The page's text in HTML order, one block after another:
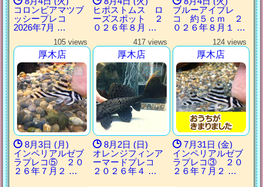
コロンビアマツブ
ッシープレコ
2026年7月 …
ヒポストムス ロ
ーズスポット ２
０２６年８月 …
ブルーアイプレ
コ 約５ｃｍ ２
０２６年８月１ …
105 views
厚木店
8月3日 (月)
インペリアルゼブ
ラプレコ⑤ ２０
２６年７月２ …
417 views
厚木店
8月2日 (日)
オレンジフィンア
ーマードプレコ
２０２６年４ …
124 views
厚木店
7月31日 (金)
インペリアルゼブ
ラプレコ③ ２０
２６年７月２ …